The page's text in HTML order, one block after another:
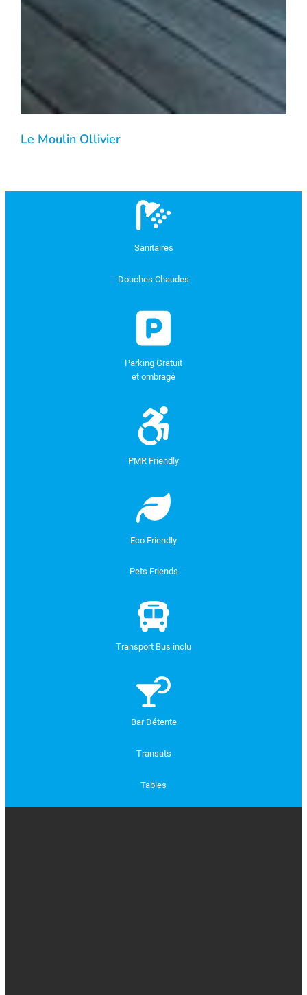
Le Moulin Ollivier
Sanitaires
Douches Chaudes
Parking Gratuit
et ombragé
PMR Friendly
Eco Friendly
Pets Friends
Transport Bus inclu
Bar Détente
Transats
Tables